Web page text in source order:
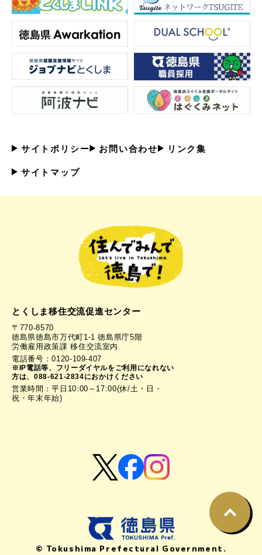
サイトポリシー お問い合わせ リンク集
サイトマップ
とくしま移住交流促進センター
〒770-8570
徳島県徳島市万代町1-1 徳島県庁5階
労働雇用政策課 移住交流室内
電話番号：0120-109-407
※IP電話等、フリーダイヤルをご利用になれない
方は、088-621-2834におかけください
営業時間：平日10:00～17:00(休/土・日・
祝・年末年始)
© Tokushima Prefectural Government.